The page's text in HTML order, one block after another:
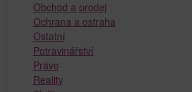
Obchod a prodej
Ochrana a ostraha
Ostatní
Potravinářství
Právo
Reality